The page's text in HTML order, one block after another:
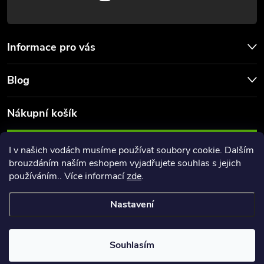
I v našich vodách musíme používat soubory cookie. Dalším
brouzdáním naším eshopem vyjadřujete souhlas s jejich
používáním.. Více informacízde.
Nastavení
Souhlasím
Informace pro vás
Blog
Nákupní košík
Copyright 2026FishingPoint. Všechna práva vyhrazena.